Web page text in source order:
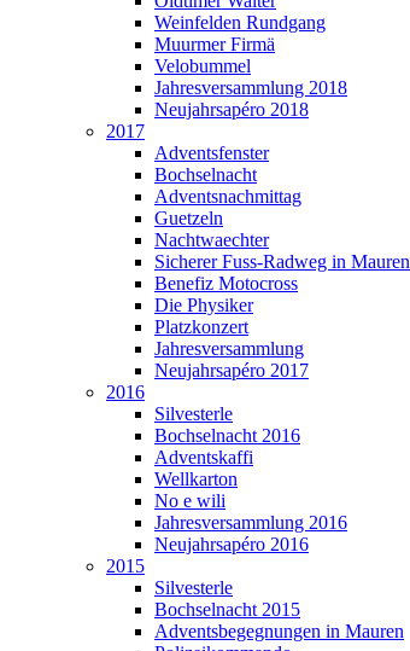
Weinfelden Rundgang
Muurmer Firmä
Velobummel
Jahresversammlung 2018
Neujahrsapéro 2018
2017
Adventsfenster
Bochselnacht
Adventsnachmittag
Guetzeln
Nachtwaechter
Sicherer Fuss-Radweg in Mauren
Benefiz Motocross
Die Physiker
Platzkonzert
Jahresversammlung
Neujahrsapéro 2017
2016
Silvesterle
Bochselnacht 2016
Adventskaffi
Wellkarton
No e wili
Jahresversammlung 2016
Neujahrsapéro 2016
2015
Silvesterle
Bochselnacht 2015
Adventsbegegnungen in Mauren